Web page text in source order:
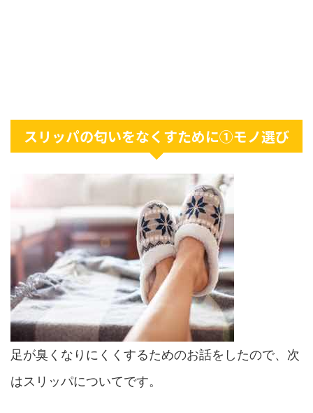
スリッパの匂いをなくすために①モノ選び
足が臭くなりにくくするためのお話をしたので、次
はスリッパについてです。